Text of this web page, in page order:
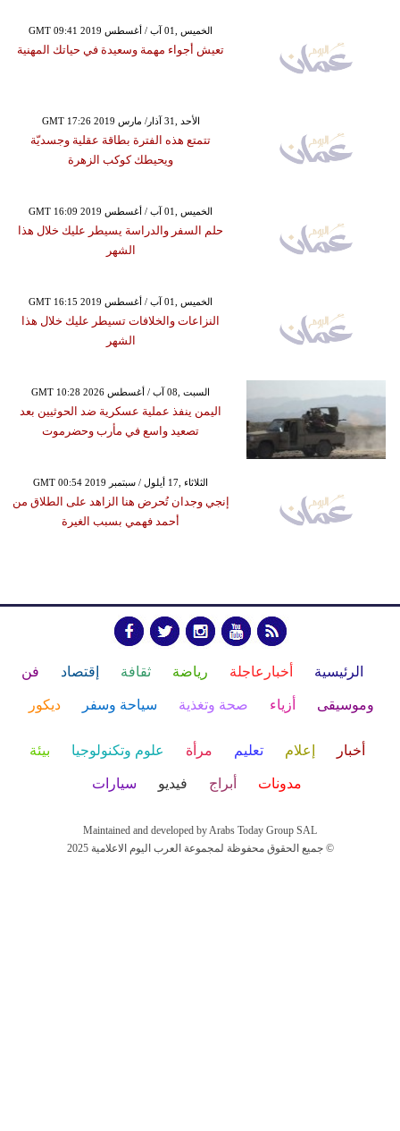
GMT 09:41 2019 الخميس ,01 آب / أغسطس
تعيش أجواء مهمة وسعيدة في حياتك المهنية
GMT 17:26 2019 الأحد ,31 آذار/ مارس
تتمتع هذه الفترة بطاقة عقلية وجسديّة
ويحيطك كوكب الزهرة
GMT 16:09 2019 الخميس ,01 آب / أغسطس
حلم السفر والدراسة يسيطر عليك خلال هذا
الشهر
GMT 16:15 2019 الخميس ,01 آب / أغسطس
النزاعات والخلافات تسيطر عليك خلال هذا
الشهر
GMT 10:28 2026 السبت ,08 آب / أغسطس
اليمن ينفذ عملية عسكرية ضد الحوثيين بعد
تصعيد واسع في مأرب وحضرموت
GMT 00:54 2019 الثلاثاء ,17 أيلول / سبتمبر
إنجي وجدان تُحرض هنا الزاهد على الطلاق من
أحمد فهمي بسبب الغيرة
الرئيسية أخبارعاجلة رياضة ثقافة إقتصاد فن
وموسيقى أزياء صحة وتغذية سياحة وسفر ديكور
أخبار إعلام تعليم مرأة علوم وتكنولوجيا بيئة
مدونات أبراج فيديو سيارات
Maintained and developed by Arabs Today Group SAL
جميع الحقوق محفوظة لمجموعة العرب اليوم الاعلامية 2025 ©